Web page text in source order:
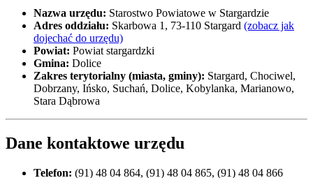
Nazwa urzędu: Starostwo Powiatowe w Stargardzie
Adres oddziału: Skarbowa 1, 73-110 Stargard (zobacz jak
dojechać do urzędu)
Powiat: Powiat stargardzki
Gmina: Dolice
Zakres terytorialny (miasta, gminy): Stargard, Chociwel,
Dobrzany, Ińsko, Suchań, Dolice, Kobylanka, Marianowo,
Stara Dąbrowa
Dane kontaktowe urzędu
Telefon: (91) 48 04 864, (91) 48 04 865, (91) 48 04 866